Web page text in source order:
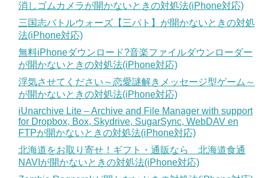
消しゴムカメラが開かないときの対処法(iPhone対応)
三国志バトルウォーズ【三バト】が開かないときの対処
法(iPhone対応)
無料iPhoneダウンロード?音楽ファイルダウンローダー
が開かないときの対処法(iPhone対応)
浮気させてください～恋愛謎解きメッセージ型ゲーム～
が開かないときの対処法(iPhone対応)
iUnarchive Lite – Archive and File Manager with support
for Dropbox, Box, Skydrive, SugarSync, WebDAV en
FTPが開かないときの対処法(iPhone対応)
北海道をお取り寄せ！ギフト・通販なら 北海道食通
NAVIが開かないときの対処法(iPhone対応)